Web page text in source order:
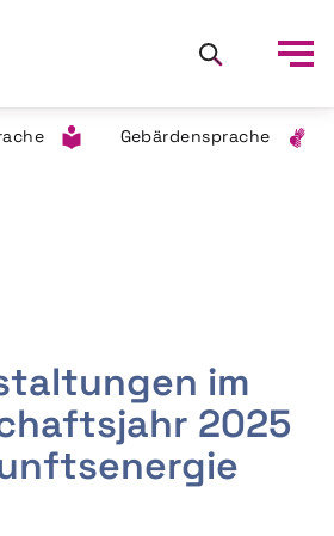
Gebärdensprache
im
2025